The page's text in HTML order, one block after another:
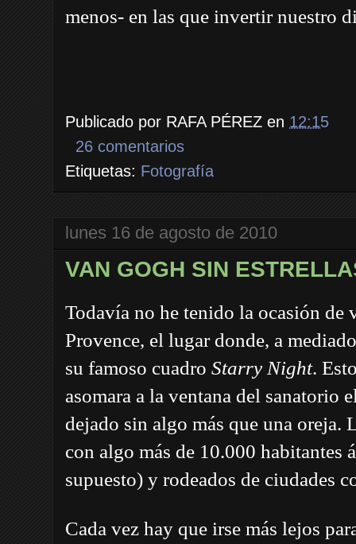
menos- en las que invertir nuestro
Publicado por RAFA PÉREZ en 12:15
26 comentarios
Etiquetas: Fotografía
lunes 16 de agosto de 2010
VAN GOGH SIN
Todavía no he tenido la ocasión de
Provence, el lugar donde, a
su famoso cuadro Starry Night.
asomara a la ventana del sanatorio
dejado sin algo más que una oreja.
con algo más de 10.000
supuesto) y rodeados de ciudades
Cada vez hay que irse más lejos